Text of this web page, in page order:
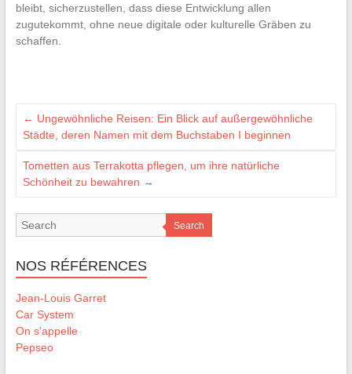
bleibt, sicherzustellen, dass diese Entwicklung allen
zugutekommt, ohne neue digitale oder kulturelle Gräben zu
schaffen.
← Ungewöhnliche Reisen: Ein Blick auf außergewöhnliche
Städte, deren Namen mit dem Buchstaben I beginnen
Tometten aus Terrakotta pflegen, um ihre natürliche
Schönheit zu bewahren →
Search
NOS RÉFÉRENCES
Jean-Louis Garret
Car System
On s'appelle
Pepseo